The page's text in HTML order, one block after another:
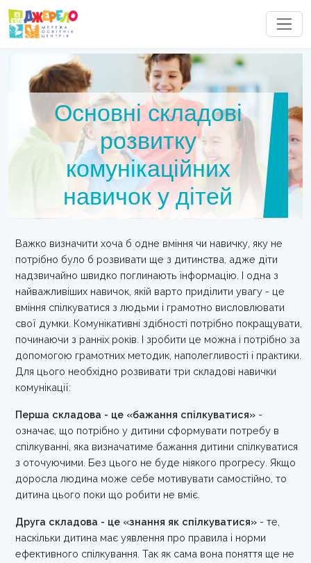
Основні складові
розвитку
комунікаційних
навичок у дітей
Важко визначити хоча б одне вміння чи навичку, яку не
потрібно було б розвивати ще з дитинства, адже діти
надзвичайно швидко поглинають інформацію. І одна з
найважливіших навичок, якій варто приділити увагу - це
вміння спілкуватися з людьми і грамотно висловлювати
свої думки. Комунікативні здібності потрібно покращувати,
починаючи з ранніх років. І зробити це можна і потрібно за
допомогою грамотних методик, наполегливості і практики.
Для цього необхідно розвивати три складові навички
комунікації:
Перша складова - це «бажання спілкуватися» -
означає, що потрібно у дитини сформувати потребу в
спілкуванні, яка визначатиме бажання дитини спілкуватися
з оточуючими. Без цього не буде ніякого прогресу. Якщо
доросла людина може себе мотивувати самостійно, то
дитина цього поки що робити не вміє.
Друга складова - це «знання як спілкуватися» - те,
наскільки дитина має уявлення про правила і норми
ефективного спілкування. Так як сама вона поняття ще не